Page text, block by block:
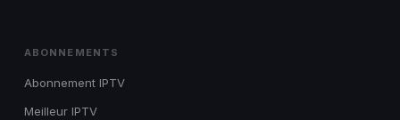
ABONNEMENTS
Abonnement IPTV
Meilleur IPTV